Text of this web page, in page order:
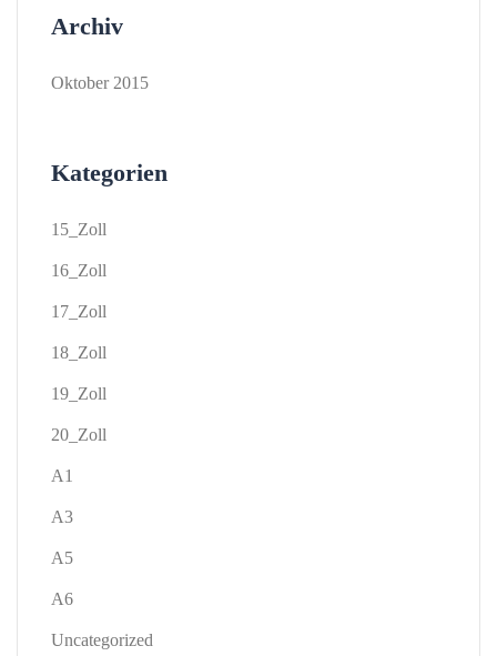
Archiv
Oktober 2015
Kategorien
15_Zoll
16_Zoll
17_Zoll
18_Zoll
19_Zoll
20_Zoll
A1
A3
A5
A6
Uncategorized